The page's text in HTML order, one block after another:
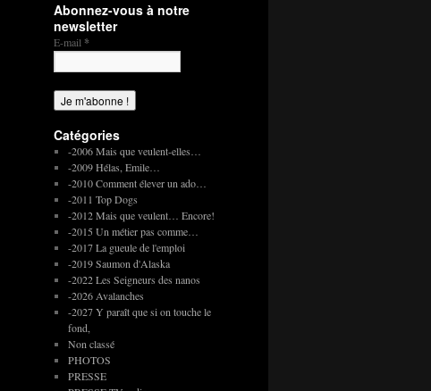
Abonnez-vous à notre
newsletter
E-mail *
Catégories
-2006 Mais que veulent-elles…
-2009 Hélas, Emile…
-2010 Comment élever un ado…
-2011 Top Dogs
-2012 Mais que veulent… Encore!
-2015 Un métier pas comme…
-2017 La gueule de l'emploi
-2019 Saumon d'Alaska
-2022 Les Seigneurs des nanos
-2026 Avalanches
-2027 Y paraît que si on touche le
fond,
Non classé
PHOTOS
PRESSE